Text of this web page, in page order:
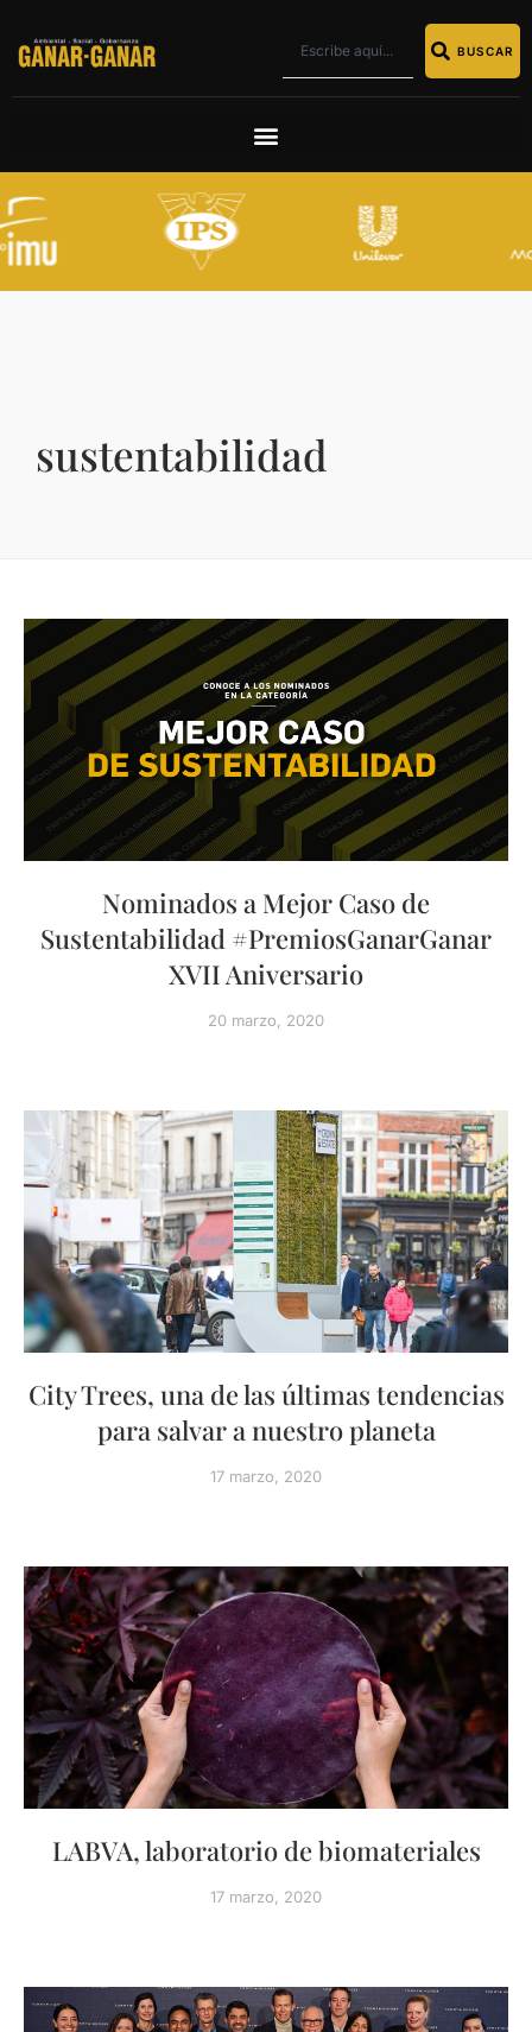
BUSCAR
sustentabilidad
Nominados a Mejor Caso de
Sustentabilidad #PremiosGanarGanar
XVII Aniversario
20 marzo, 2020
City Trees, una de las últimas tendencias
para salvar a nuestro planeta
17 marzo, 2020
LABVA, laboratorio de biomateriales
17 marzo, 2020